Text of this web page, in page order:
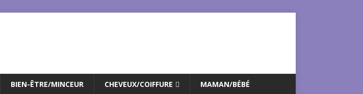
BIEN-ÊTRE/MINCEUR CHEVEUX/COIFFURE MAMAN/BÉBÉ